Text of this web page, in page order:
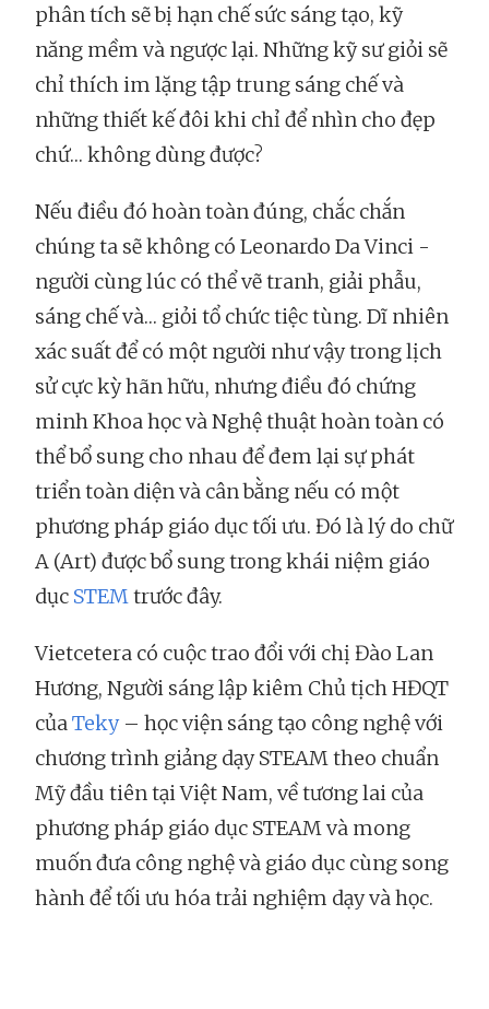
phân tích sẽ bị hạn chế sức sáng tạo, kỹ
năng mềm và ngược lại. Những kỹ sư giỏi sẽ
chỉ thích im lặng tập trung sáng chế và
những thiết kế đôi khi chỉ để nhìn cho đẹp
chứ… không dùng được?
Nếu điều đó hoàn toàn đúng, chắc chắn
chúng ta sẽ không có Leonardo Da Vinci -
người cùng lúc có thể vẽ tranh, giải phẫu,
sáng chế và… giỏi tổ chức tiệc tùng. Dĩ nhiên
xác suất để có một người như vậy trong lịch
sử cực kỳ hãn hữu, nhưng điều đó chứng
minh Khoa học và Nghệ thuật hoàn toàn có
thể bổ sung cho nhau để đem lại sự phát
triển toàn diện và cân bằng nếu có một
phương pháp giáo dục tối ưu. Đó là lý do chữ
A (Art) được bổ sung trong khái niệm giáo
dục STEMtrước đây.
Vietcetera có cuộc trao đổi với chị Đào Lan
Hương, Người sáng lập kiêm Chủ tịch HĐQT
củaTeky– học viện sáng tạo công nghệ với
chương trình giảng dạy STEAM theo chuẩn
Mỹ đầu tiên tại Việt Nam, về tương lai của
phương pháp giáo dục STEAM và mong
muốn đưa công nghệ và giáo dục cùng song
hành để tối ưu hóa trải nghiệm dạy và học.